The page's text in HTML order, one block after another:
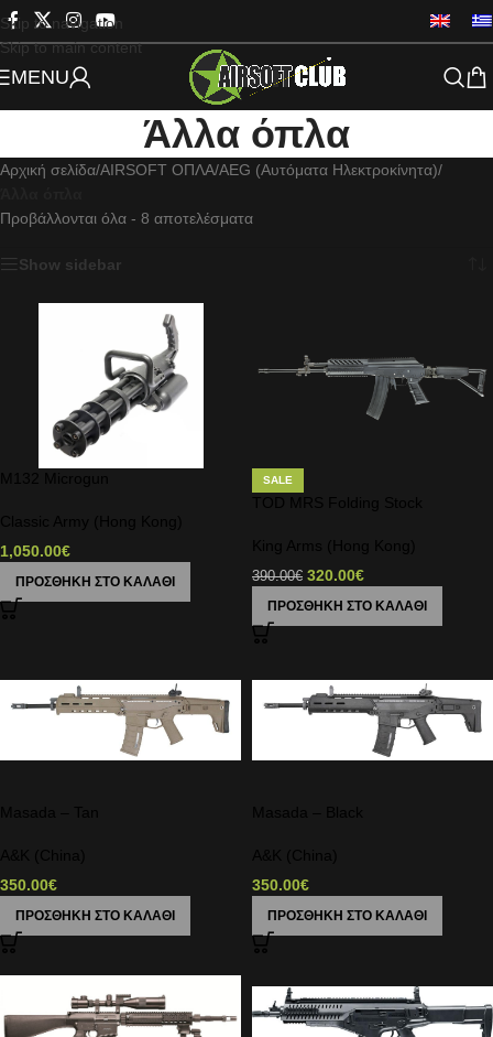
Skip to navigation
Skip to main content
MENU
Άλλα όπλα
Αρχική σελίδα/AIRSOFT ΟΠΛΑ/AEG (Αυτόματα Ηλεκτροκίνητα)/
Προβάλλονται όλα - 8 αποτελέσματα
Show sidebar
1,050.00€
ΠΡΟΣΘΉΚΗ ΣΤΟ ΚΑΛΆΘΙ
SALE
390.00€ 320.00€
ΠΡΟΣΘΉΚΗ ΣΤΟ ΚΑΛΆΘΙ
350.00€
ΠΡΟΣΘΉΚΗ ΣΤΟ ΚΑΛΆΘΙ
350.00€
ΠΡΟΣΘΉΚΗ ΣΤΟ ΚΑΛΆΘΙ